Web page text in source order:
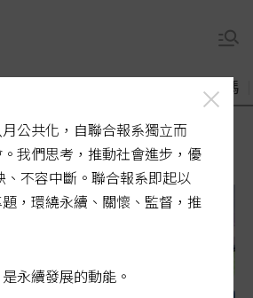
敬老卡競相加碼
公共化，自聯合報系獨立而
我們思考，推動社會進步，優
、不容中斷。聯合報系即起以
題，環繞永續、關懷、監督，推
永續發展的動能。